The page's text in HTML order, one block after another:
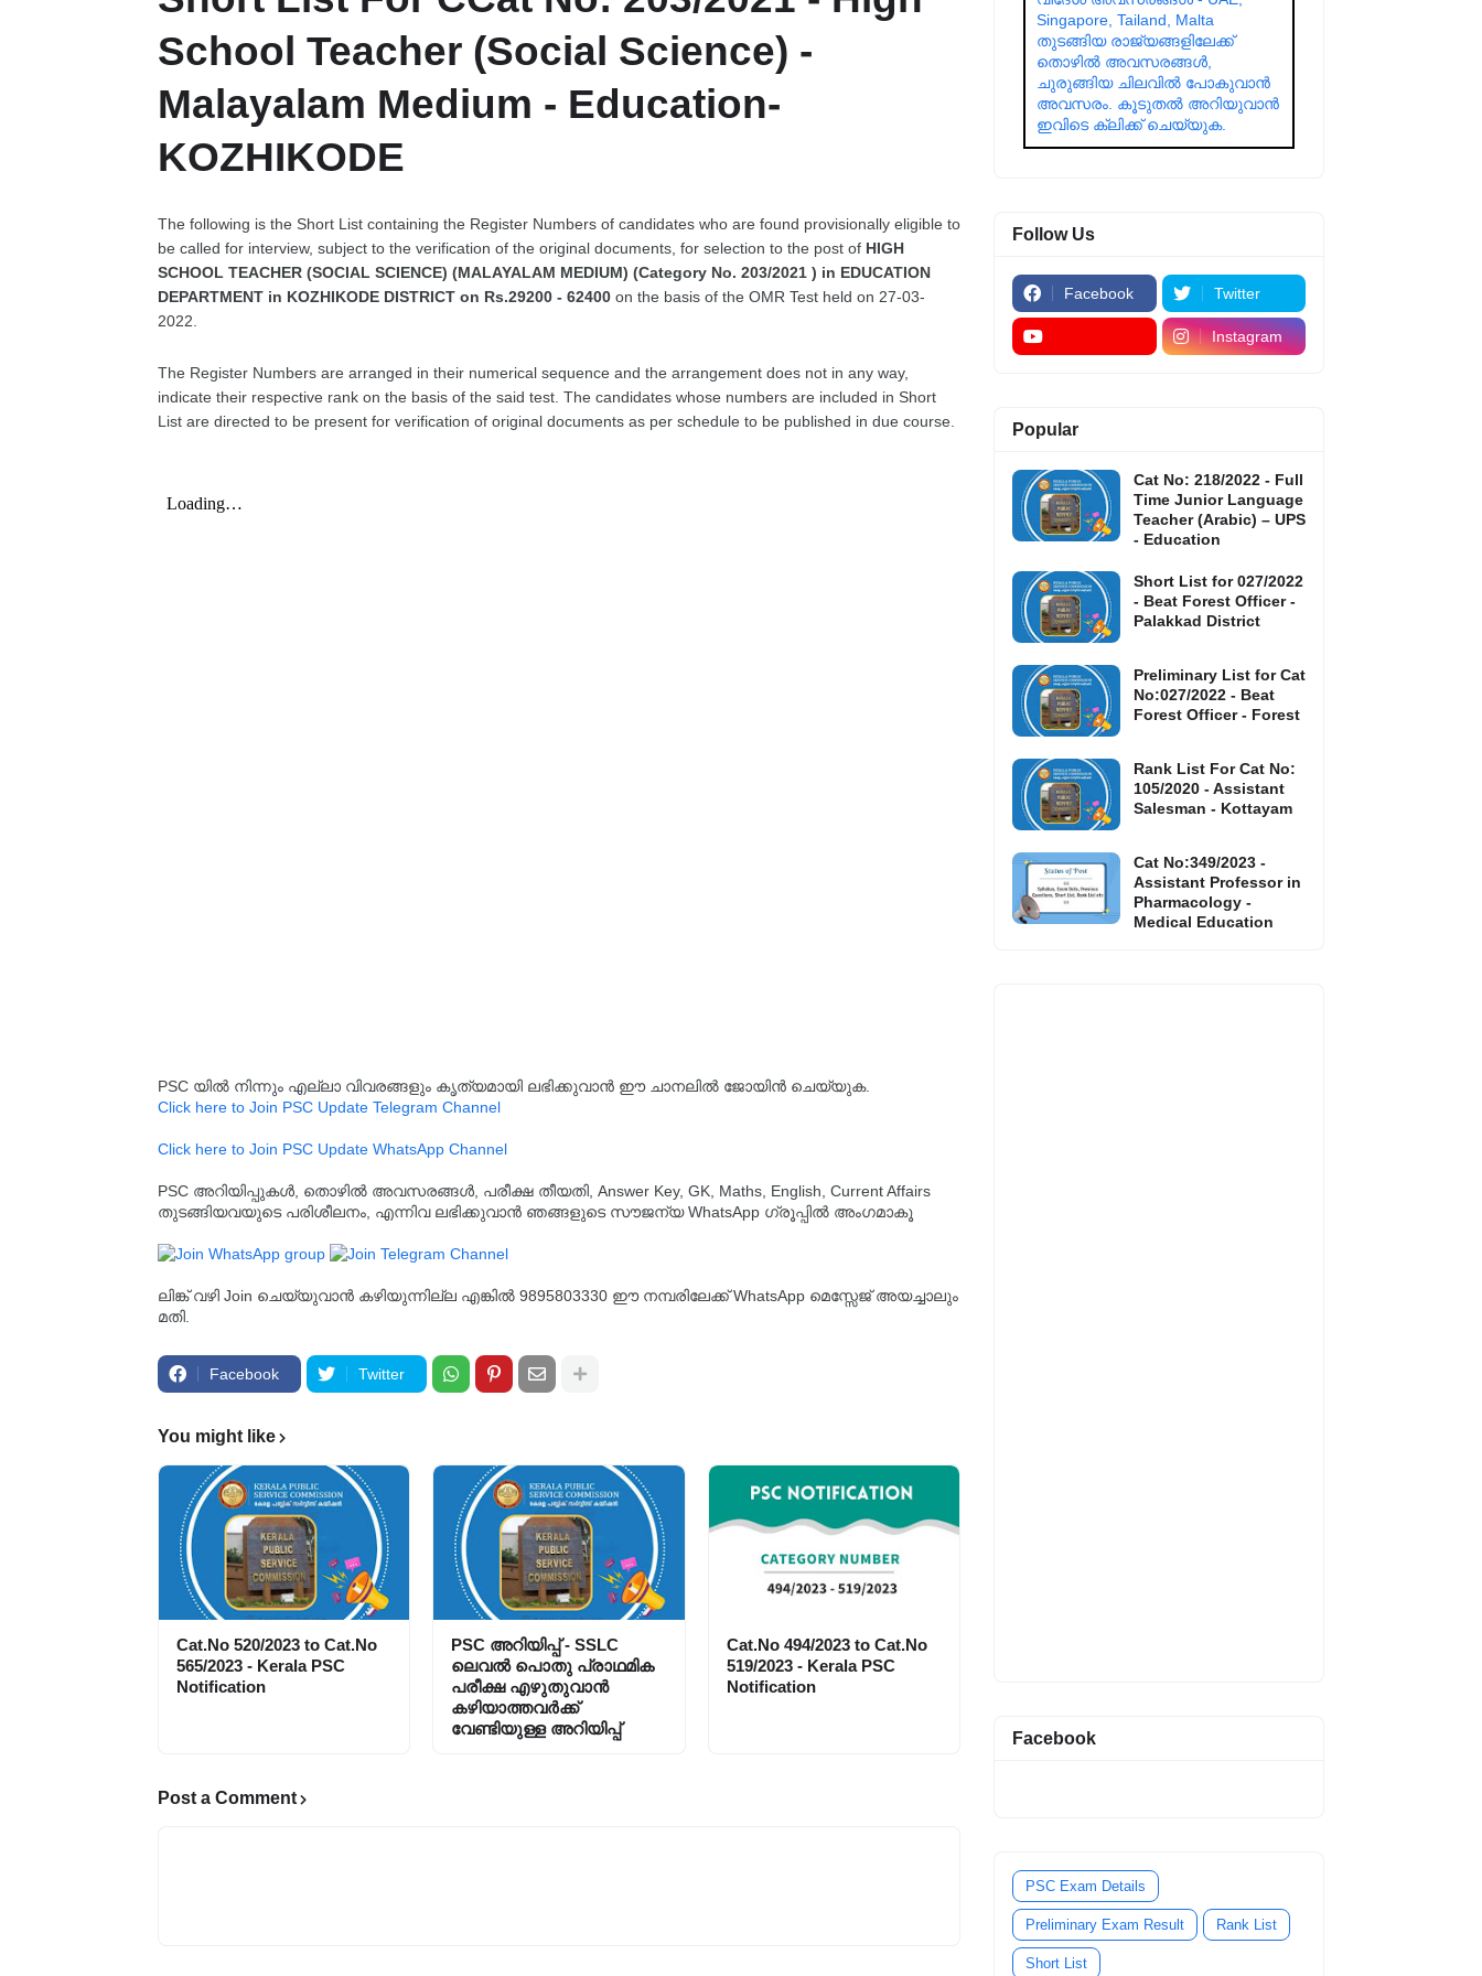
School Teacher (Social Science) -
Malayalam Medium - Education-
KOZHIKODE
The following is the Short List containing the Register Numbers of candidates who are found provisionally eligible to
be called for interview, subject to the verification of the original documents, for selection to the post of HIGH
SCHOOL TEACHER (SOCIAL SCIENCE) (MALAYALAM MEDIUM) (Category No. 203/2021 ) in EDUCATION
DEPARTMENT in KOZHIKODE DISTRICT on Rs.29200 - 62400 on the basis of the OMR Test held on 27-03-
2022.
The Register Numbers are arranged in their numerical sequence and the arrangement does not in any way,
indicate their respective rank on the basis of the said test. The candidates whose numbers are included in Short
List are directed to be present for verification of original documents as per schedule to be published in due course.
PSC യിൽ നിന്നും എല്ലാ വിവരങ്ങളും കൃത്യമായി ലഭിക്കുവാൻ ഈ ചാനലിൽ ജോയിൻ ചെയ്യുക.
Click here to Join PSC Update Telegram Channel
Click here to Join PSC Update WhatsApp Channel
PSC അറിയിപ്പുകൾ, തൊഴിൽ അവസരങ്ങൾ, പരീക്ഷ തീയതി, Answer Key, GK, Maths, English, Current Affairs
തുടങ്ങിയവയുടെ പരിശീലനം, എന്നിവ ലഭിക്കുവാൻ ഞങ്ങളുടെ സൗജന്യ WhatsApp ഗ്രൂപ്പിൽ അംഗമാകൂ
ലിങ്ക് വഴി Join ചെയ്യുവാൻ കഴിയുന്നില്ല എങ്കിൽ 9895803330 ഈ നമ്പരിലേക്ക് WhatsApp മെസ്സേജ് അയച്ചാലും
മതി.
Facebook Twitter
You might like
Cat.No 520/2023 to Cat.No
565/2023 - Kerala PSC
Notification
PSC അറിയിപ്പ്‌ - SSLC
ലെവൽ പൊതു പ്രാഥമിക
പരീക്ഷ എഴുതുവാൻ
കഴിയാത്തവർക്ക്
വേണ്ടിയുള്ള അറിയിപ്പ്‌
Cat.No 494/2023 to Cat.No
519/2023 - Kerala PSC
Notification
Post a Comment
Singapore, Tailand, Malta
തുടങ്ങിയ രാജ്യങ്ങളിലേക്ക്
തൊഴിൽ അവസരങ്ങൾ,
ചുരുങ്ങിയ ചിലവിൽ പോകുവാൻ
അവസരം. കൂടുതൽ അറിയുവാൻ
ഇവിടെ ക്ലിക്ക് ചെയ്യുക.
Follow Us
Facebook Twitter
Instagram
Popular
Cat No: 218/2022 - Full
Time Junior Language
Teacher (Arabic) – UPS
- Education
Short List for 027/2022
- Beat Forest Officer -
Palakkad District
Preliminary List for Cat
No:027/2022 - Beat
Forest Officer - Forest
Rank List For Cat No:
105/2020 - Assistant
Salesman - Kottayam
Cat No:349/2023 -
Assistant Professor in
Pharmacology -
Medical Education
Facebook
PSC Exam Details
Preliminary Exam Result Rank List
Short List